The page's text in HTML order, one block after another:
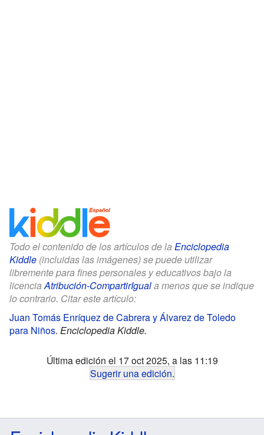
Todo el contenido de los artículos de la Enciclopedia
Kiddle (incluidas las imágenes) se puede utilizar
libremente para fines personales y educativos bajo la
licenciaAtribución-CompartirIguala menos que se indique
lo contrario. Citar este artículo:
Juan Tomás Enríquez de Cabrera y Álvarez de Toledo
para Niños. Enciclopedia Kiddle.
Última edición el 17 oct 2025, a las 11:19
Sugerir una edición.